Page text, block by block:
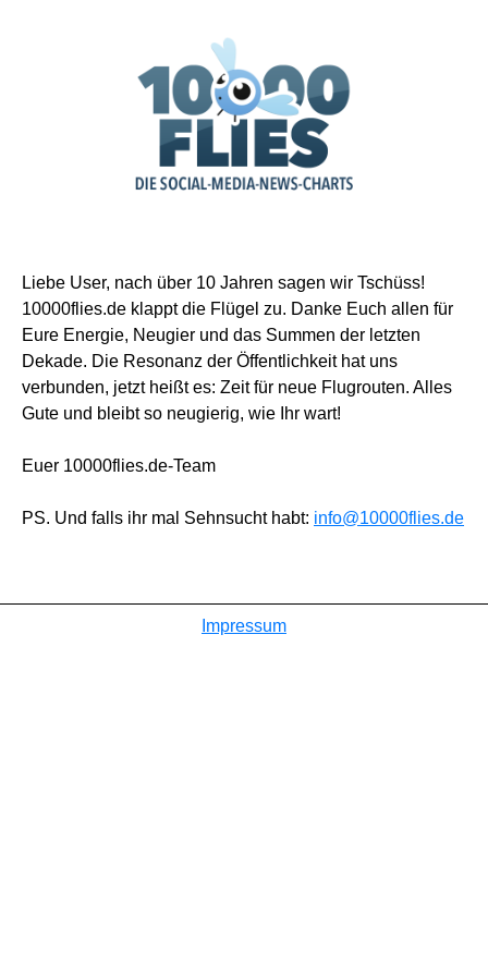
Liebe User, nach über 10 Jahren sagen wir Tschüss!
10000flies.de klappt die Flügel zu. Danke Euch allen für
Eure Energie, Neugier und das Summen der letzten
Dekade. Die Resonanz der Öffentlichkeit hat uns
verbunden, jetzt heißt es: Zeit für neue Flugrouten. Alles
Gute und bleibt so neugierig, wie Ihr wart!
Euer 10000flies.de-Team
PS. Und falls ihr mal Sehnsucht habt: info@10000flies.de
Impressum